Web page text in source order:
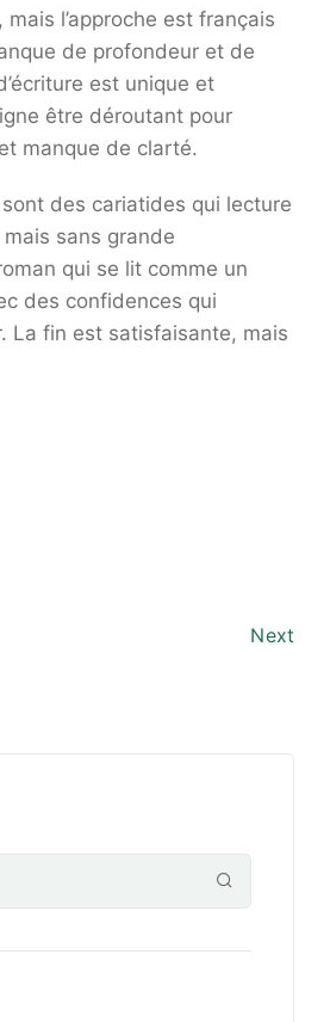
l’approche est français
de profondeur et de
est unique et
être déroutant pour
manque de clarté.
des cariatides qui lecture
mais sans grande
qui se lit comme un
des confidences qui
La fin est satisfaisante, mais
Next